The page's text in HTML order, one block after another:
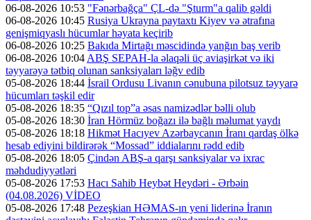
06-08-2026 10:53 "Fənərbağça" ÇL-də "Şturm"a qalib gəldi
06-08-2026 10:45 Rusiya Ukrayna paytaxtı Kiyev və ətrafına
genişmiqyaslı hücumlar həyata keçirib
06-08-2026 10:25 Bakıda Mirtağı məscidində yanğın baş verib
06-08-2026 10:04 ABŞ SEPAH-la əlaqəli üç aviaşirkət və iki
təyyarəyə tətbiq olunan sanksiyaları ləğv edib
05-08-2026 18:44 İsrail Ordusu Livanın cənubuna pilotsuz təyyarə
hücumları təşkil edir
05-08-2026 18:35 “Qızıl top”a əsas namizədlər bəlli olub
05-08-2026 18:30 İran Hörmüz boğazı ilə bağlı məlumat yaydı
05-08-2026 18:18 Hikmət Hacıyev Azərbaycanın İranı qardaş ölkə
hesab ediyini bildirərək “Mossad” iddialarını rədd edib
05-08-2026 18:05 Çindən ABŞ-a qarşı sanksiyalar və ixrac
məhdudiyyətləri
05-08-2026 17:53 Hacı Sahib Heybət Heydəri - Ərbəin
(04.08.2026) VİDEO
05-08-2026 17:48 Pezeşkian HƏMAS-ın yeni liderinə İranın